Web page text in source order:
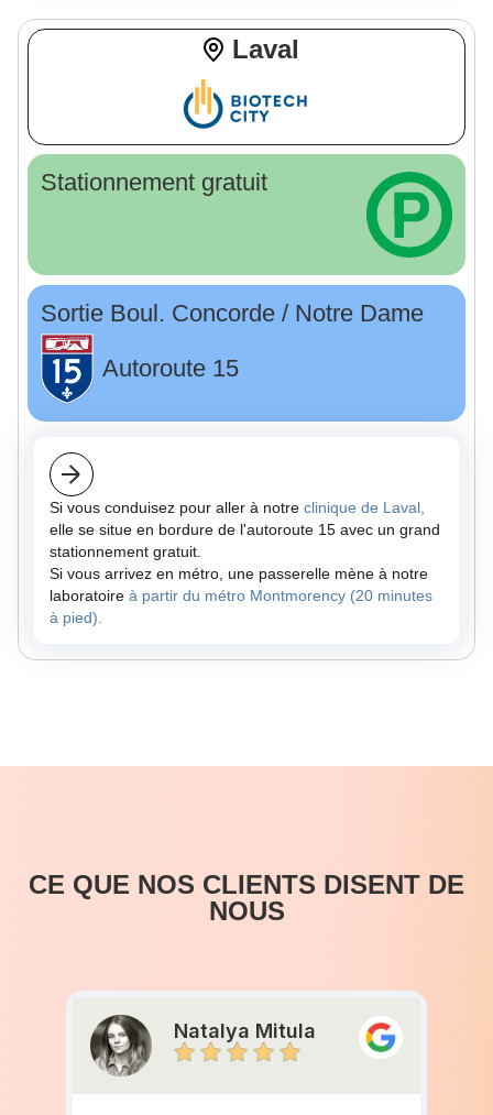
Laval
Stationnement gratuit
Sortie Boul. Concorde / Notre Dame
Autoroute 15
Si vous conduisez pour aller à notre clinique de Laval,
elle se situe en bordure de l'autoroute 15 avec un grand
stationnement gratuit.
Si vous arrivez en métro, une passerelle mène à notre
laboratoire à partir du métro Montmorency (20 minutes
à pied).
CE QUE NOS CLIENTS DISENT DE
NOUS
Natalya Mitula